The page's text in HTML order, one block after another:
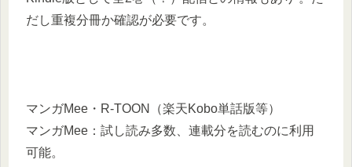
だし重複分冊か確認が必要です。
マンガMee・R-TOON（楽天Kobo単話版等）
マンガMee：試し読み多数、連載分を読むのに利用
可能。